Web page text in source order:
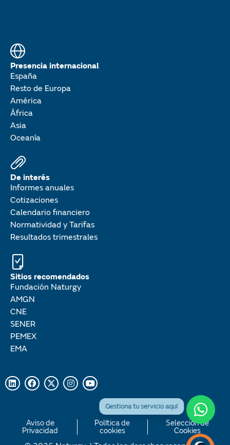
Presencia internacional
España
Resto de Europa
América
África
Asia
Oceanía
De interés
Informes anuales
Cotizaciones
Calendario financiero
Normatividad y Tarifas
Resultados trimestrales
Sitios recomendados
Fundación Naturgy
AMGN
CNE
SENER
PEMEX
EMA
Aviso de
Privacidad
Política de
cookies
Selección de
Cookies